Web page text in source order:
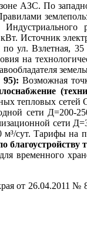
АЗС. По
Источник
ул. Взлетная, 35
на
95):Возможная
тепловых сетей
сети Д=200-
сети
м³/сут. Тарифы на
благоустройству
временного
от 26.04.2011